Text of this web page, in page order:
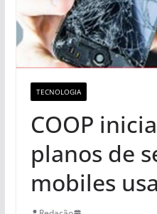
TECNOLOGIA
COOP
planos de
mobiles